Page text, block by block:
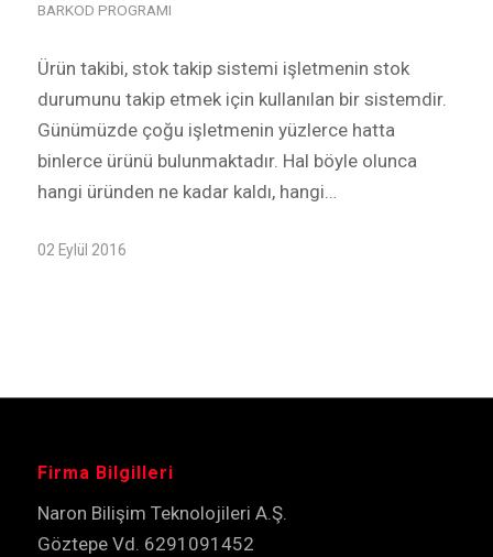
BARKOD PROGRAMI
Ürün takibi, stok takip sistemi işletmenin stok
durumunu takip etmek için kullanılan bir sistemdir.
Günümüzde çoğu işletmenin yüzlerce hatta
binlerce ürünü bulunmaktadır. Hal böyle olunca
hangi üründen ne kadar kaldı, hangi…
02 Eylül 2016
Firma Bilgilleri
Naron Bilişim Teknolojileri A.Ş.
Göztepe Vd. 6291091452